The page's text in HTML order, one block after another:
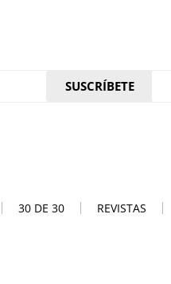
SUSCRÍBETE
30 DE 30 REVISTAS